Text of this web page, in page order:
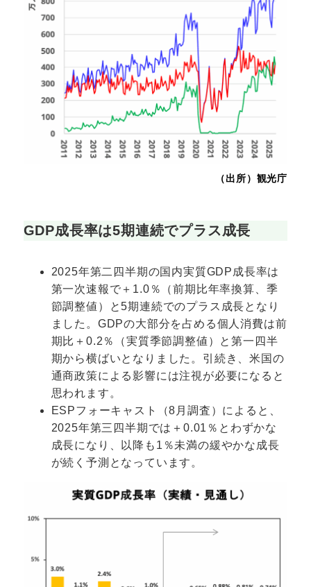
（出所）観光庁
GDP成長率は5期連続でプラス成長
2025年第二四半期の国内実質GDP成長率は
第一次速報で＋1.0％（前期比年率換算、季
節調整値）と5期連続でのプラス成長となり
ました。GDPの大部分を占める個人消費は前
期比＋0.2％（実質季節調整値）と第一四半
期から横ばいとなりました。引続き、米国の
通商政策による影響には注視が必要になると
思われます。
ESPフォーキャスト（8月調査）によると、
2025年第三四半期では＋0.01％とわずかな
成長になり、以降も1％未満の緩やかな成長
が続く予測となっています。